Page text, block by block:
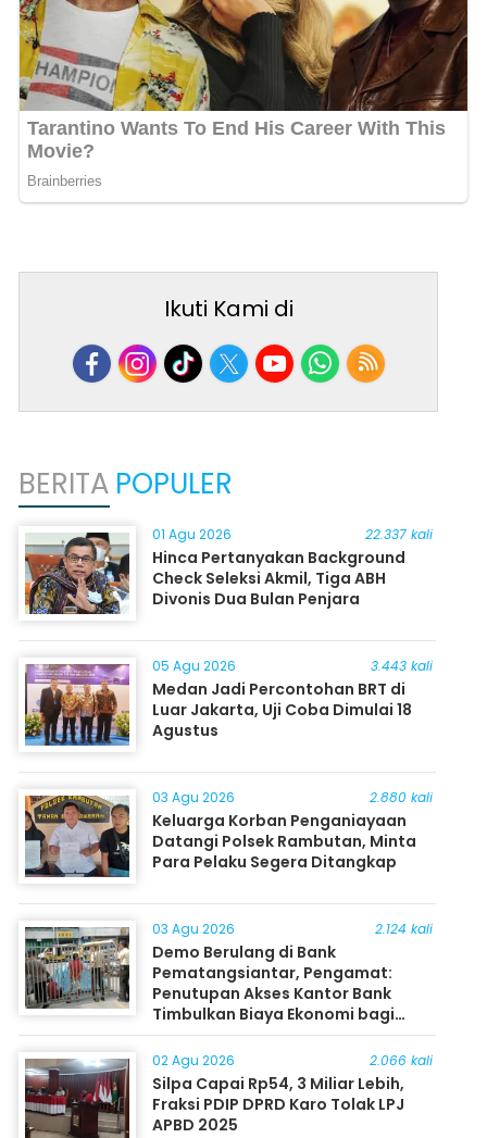
Ikuti Kami di
BERITA POPULER
01 Agu 2026 22.337 kali
Hinca Pertanyakan Background
Check Seleksi Akmil, Tiga ABH
Divonis Dua Bulan Penjara
05 Agu 2026 3.443 kali
Medan Jadi Percontohan BRT di
Luar Jakarta, Uji Coba Dimulai 18
Agustus
03 Agu 2026 2.880 kali
Keluarga Korban Penganiayaan
Datangi Polsek Rambutan, Minta
Para Pelaku Segera Ditangkap
03 Agu 2026 2.124 kali
Demo Berulang di Bank
Pematangsiantar, Pengamat:
Penutupan Akses Kantor Bank
Timbulkan Biaya Ekonomi bagi
Masyarakat
02 Agu 2026 2.066 kali
Silpa Capai Rp54, 3 Miliar Lebih,
Fraksi PDIP DPRD Karo Tolak LPJ
APBD 2025